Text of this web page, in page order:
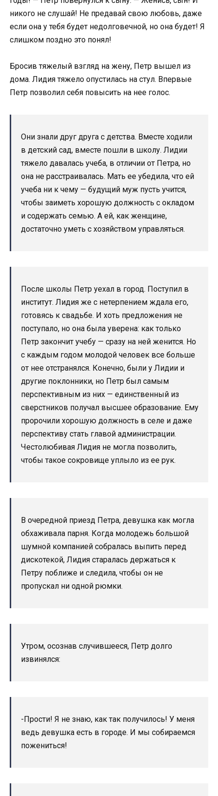
никого не слушай! Не предавай свою любовь, даже
если она у тебя будет недолговечной, но она будет! Я
слишком поздно это понял!
Бросив тяжелый взгляд на жену, Петр вышел из
дома. Лидия тяжело опустилась на стул. Впервые
Петр позволил себя повысить на нее голос.
Они знали друг друга с детства. Вместе ходили
в детский сад, вместе пошли в школу. Лидии
тяжело давалась учеба, в отличии от Петра, но
она не расстраивалась. Мать ее убедила, что ей
учеба ни к чему — будущий муж пусть учится,
чтобы заиметь хорошую должность с окладом
и содержать семью. А ей, как женщине,
достаточно уметь с хозяйством управляться.
После школы Петр уехал в город. Поступил в
институт. Лидия же с нетерпением ждала его,
готовясь к свадьбе. И хоть предложения не
поступало, но она была уверена: как только
Петр закончит учебу — сразу на ней женится. Но
с каждым годом молодой человек все больше
от нее отстранялся. Конечно, были у Лидии и
другие поклонники, но Петр был самым
перспективным из них — единственный из
сверстников получал высшее образование. Ему
пророчили хорошую должность в селе и даже
перспективу стать главой администрации.
Честолюбивая Лидия не могла позволить,
чтобы такое сокровище уплыло из ее рук.
В очередной приезд Петра, девушка как могла
обхаживала парня. Когда молодежь большой
шумной компанией собралась выпить перед
дискотекой, Лидия старалась держаться к
Петру поближе и следила, чтобы он не
пропускал ни одной рюмки.
Утром, осознав случившееся, Петр долго
извинялся:
-Прости! Я не знаю, как так получилось! У меня
ведь девушка есть в городе. И мы собираемся
пожениться!